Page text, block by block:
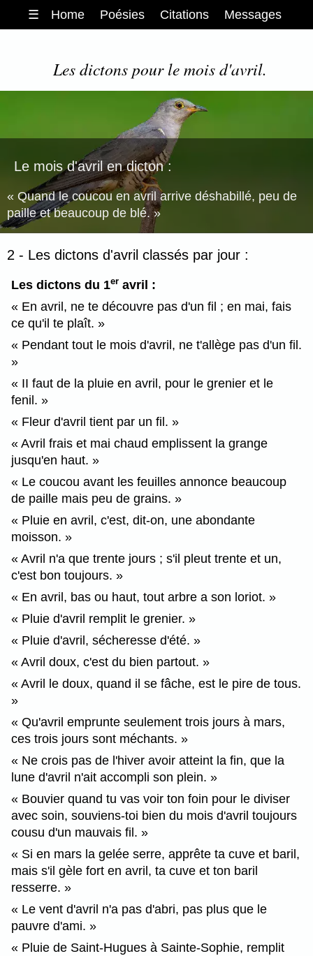
☰ Home Poésies Citations Messages
Les dictons pour le mois d'avril.
Le mois d'avril en dicton :
Quand le coucou en avril arrive déshabillé, peu de
paille et beaucoup de blé.
2 - Les dictons d'avril classés par jour :
Les dictons du 1er avril :
En avril, ne te découvre pas d'un fil ; en mai, fais
ce qu'il te plaît.
Pendant tout le mois d'avril, ne t'allège pas d'un fil.
II faut de la pluie en avril, pour le grenier et le
fenil.
Fleur d'avril tient par un fil.
Avril frais et mai chaud emplissent la grange
jusqu'en haut.
Le coucou avant les feuilles annonce beaucoup
de paille mais peu de grains.
Pluie en avril, c'est, dit-on, une abondante
moisson.
Avril n'a que trente jours ; s'il pleut trente et un,
c'est bon toujours.
En avril, bas ou haut, tout arbre a son loriot.
Pluie d'avril remplit le grenier.
Pluie d'avril, sécheresse d'été.
Avril doux, c'est du bien partout.
Avril le doux, quand il se fâche, est le pire de tous.
Qu'avril emprunte seulement trois jours à mars,
ces trois jours sont méchants.
Ne crois pas de l'hiver avoir atteint la fin, que la
lune d'avril n'ait accompli son plein.
Bouvier quand tu vas voir ton foin pour le diviser
avec soin, souviens-toi bien du mois d'avril toujours
cousu d'un mauvais fil.
Si en mars la gelée serre, apprête ta cuve et baril,
mais s'il gèle fort en avril, ta cuve et ton baril
resserre.
Le vent d'avril n'a pas d'abri, pas plus que le
pauvre d'ami.
Pluie de Saint-Hugues à Sainte-Sophie, remplit